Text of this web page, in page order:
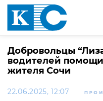
Добровольцы
водителей
жителя Сочи
22.06.2025, 12:07